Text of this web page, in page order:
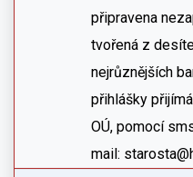
připravena
tvořená z
nejrůznějších
přihlášky
OÚ, pomocí
mail: